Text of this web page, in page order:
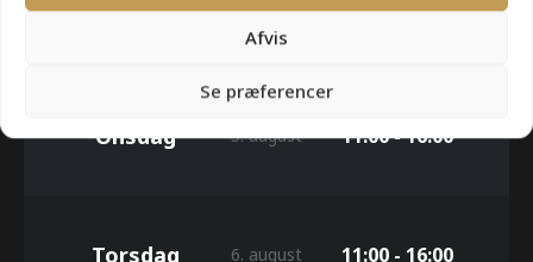
Afvis
Se præferencer
Tirsdag 4. august 11:00 - 16:00
Onsdag 5. august 11:00 - 16:00
Torsdag 6. august 11:00 - 16:00